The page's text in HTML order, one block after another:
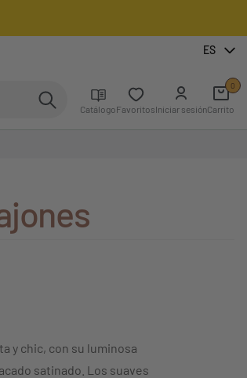
ES
CatálogoFavoritosIniciar sesiónCarrito
0
y chic, con su luminosa
satinado. Los suaves